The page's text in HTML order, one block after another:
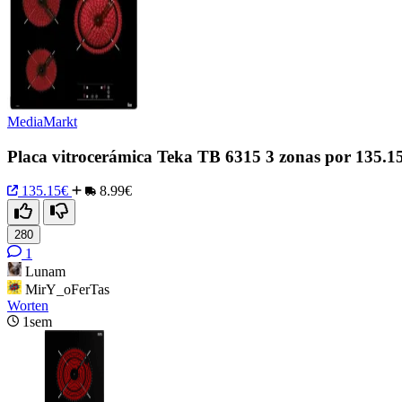
MediaMarkt
Placa vitrocerámica Teka TB 6315 3 zonas por
135.15€ 8.99€
280
1
Lunam
MirY_oFerTas
Worten
1sem